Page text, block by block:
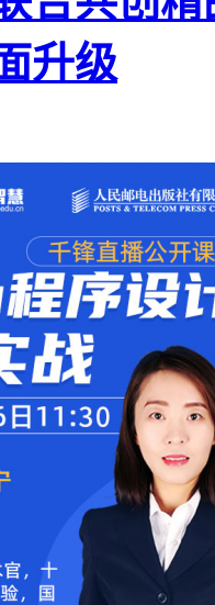
升级